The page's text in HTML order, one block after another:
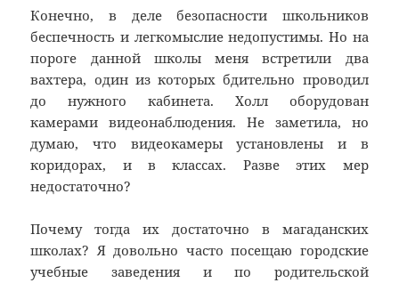
Конечно, в деле безопасности школьников
беспечность и легкомыслие недопустимы. Но на
пороге данной школы меня встретили два
вахтера, один из которых бдительно проводил
до нужного кабинета. Холл оборудован
камерами видеонаблюдения. Не заметила, но
думаю, что видеокамеры установлены и в
коридорах, и в классах. Разве этих мер
недостаточно?
Почему тогда их достаточно в магаданских
школах? Я довольно часто посещаю городские
учебные заведения и по родительской